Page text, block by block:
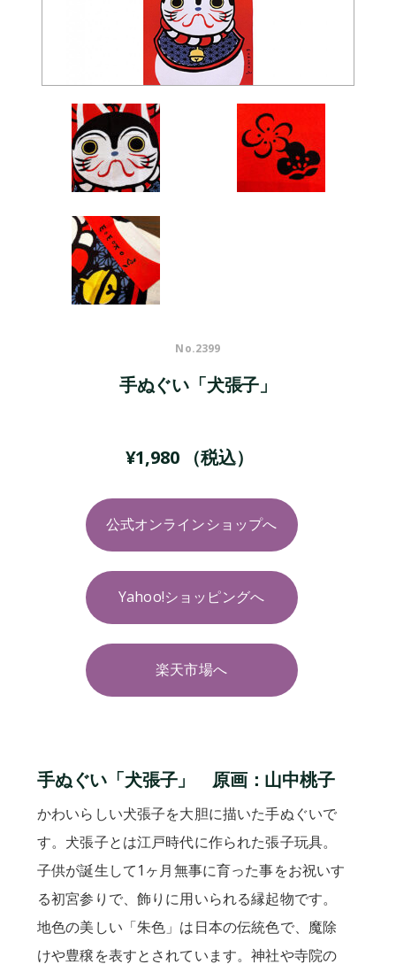
No.2399
手ぬぐい「犬張子」
¥1,980 （税込）
公式オンラインショップへ
Yahoo!ショッピングへ
楽天市場へ
手ぬぐい「犬張子」 原画：山中桃子
かわいらしい犬張子を大胆に描いた手ぬぐいで
す。犬張子とは江戸時代に作られた張子玩具。
子供が誕生して1ヶ月無事に育った事をお祝いす
る初宮参りで、飾りに用いられる縁起物です。
地色の美しい「朱色」は日本の伝統色で、魔除
けや豊穣を表すとされています。神社や寺院の